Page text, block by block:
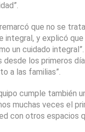
que no se
y explicó
un cuidado
desde los primeros
a las familias”.
cumple también
muchas veces el
con otros espacios